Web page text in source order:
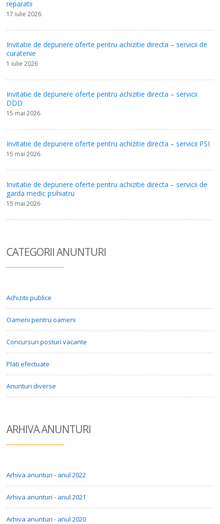
reparatii
17 iulie 2026
Invitatie de depunere oferte pentru achizitie directa – servicii de
curatenie
1 iulie 2026
Invitatie de depunere oferte pentru achizitie directa – servicii
DDD
15 mai 2026
Invitatie de depunere oferte pentru achizitie directa – servicii PSI
15 mai 2026
Invitatie de depunere oferte pentru achizitie directa – servicii de
garda medic psihiatru
15 mai 2026
CATEGORII ANUNTURI
Achizitii publice
Oameni pentru oameni
Concursuri posturi vacante
Plati efectuate
Anunturi diverse
ARHIVA ANUNTURI
Arhiva anunturi - anul 2022
Arhiva anunturi - anul 2021
Arhiva anunturi - anul 2020